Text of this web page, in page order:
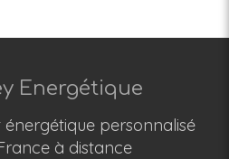
Energétique
personnalisé
à distance